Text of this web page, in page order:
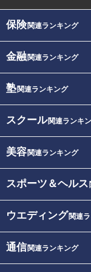
保険関連ランキング
金融関連ランキング
塾関連ランキング
スクール関連ランキ
美容関連ランキング
スポーツ＆ヘルス
ウエディング関連
通信関連ランキング